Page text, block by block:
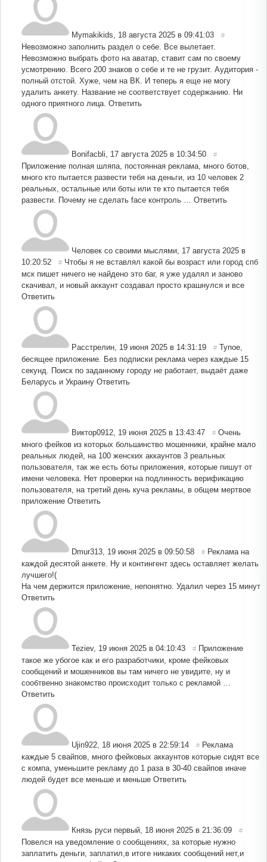
Mymakikids 18 августа 2025 в 09:41:03 #
Невозможно заполнить раздел о себе. Все вылетает.
Невозможно выбрать фото на аватар, ставит сам по своему
усмотрению. Всего 200 знаков о себе и те не грузит. Аудитория -
полный отстой. Хуже, чем на ВК. И теперь я еще не могу
удалить анкету. Название не соответствует содержанию. Ни
одного приятного лица. Ответить
Bonifacbli 17 августа 2025 в 10:34:50 #
Приложение полная шляпа, постоянная реклама, много ботов,
много кто пытается развести тебя на деньги, из 10 человек 2
реальных, остальные или боты или те кто пытается тебя
развести. Почему не сделать face контроль …
Ответить
Человек со своими мыслями 17 августа 2025 в
10:20:52
# Чтобы я не вставлял какой бы возраст или город спб
мск пишет ничего не найдено это баг, я уже удалял и заново
скачивал, и новый аккаунт создавал просто крашнулся и все
Ответить
Расстрелин 19 июня 2025 в 14:31:19 # Тупое,
бесящее приложение. Без подписки реклама через каждые 15
секунд. Поиск по заданному городу не работает, выдаёт даже
Беларусь и Украину Ответить
Виктор0912 19 июня 2025 в 13:43:47 # Очень
много фейков из которых большинство мошенники, крайне мало
реальных людей, на 100 женских аккаунтов 3 реальных
пользователя, так же есть боты приложения, которые пишут от
имени человека. Нет проверки на подлинность верификацию
пользователя, на третий день куча рекламы, в общем мертвое
приложение Ответить
Dmur313 19 июня 2025 в 09:50:58 # Реклама на
каждой десятой анкете. Ну и контингент здесь оставляет желать
лучшего!(
На чем держится приложение, непонятно. Удалил через 15 минут
Ответить
Teziev, 19 июня 2025 в 04:10:43 # Приложение
такое же убогое как и его разработчики, кроме фейковых
сообщений и мошенников вы там ничего не увидите, ну и
сообтвенно знакомство происходит только с рекламой …
Ответить
Ujin922 18 июня 2025 в 22:59:14 # Реклама
каждые 5 свайпов, много фейковых аккаунтов которые сидят все
с компа, уменьшите рекламу до 1 раза в 30-40 свайпов иначе
людей будет все меньше и меньше Ответить
Князь руси первый 18 июня 2025 в 21:36:09 #
Повелся на уведомление о сообщениях, за которые нужно
заплатить деньги, заплатил,в итоге никаких сообщений нет,и